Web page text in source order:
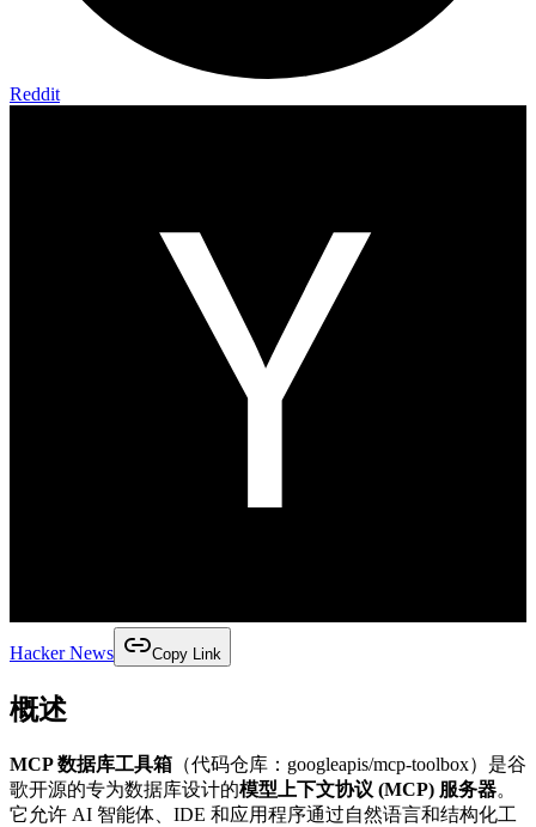
Reddit
Hacker News Copy Link
概述
MCP 数据库工具箱 （代码仓库：googleapis/mcp-toolbox）是谷
歌开源的专为数据库设计的模型上下文协议 (MCP) 服务器。
它允许 AI 智能体、IDE 和应用程序通过自然语言和结构化工